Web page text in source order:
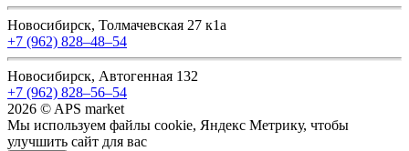
Новосибирск, Толмачевская 27 к1а
+7 (962) 828‒48‒54
Новосибирск, Автогенная 132
+7 (962) 828‒56‒54
2026 © APS market
Мы используем файлы cookie, Яндекс Метрику, чтобы
улучшить сайт для вас